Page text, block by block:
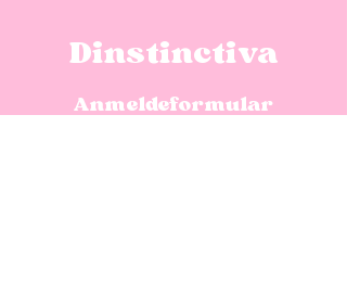
Dinstinctiva
Anmeldeformular